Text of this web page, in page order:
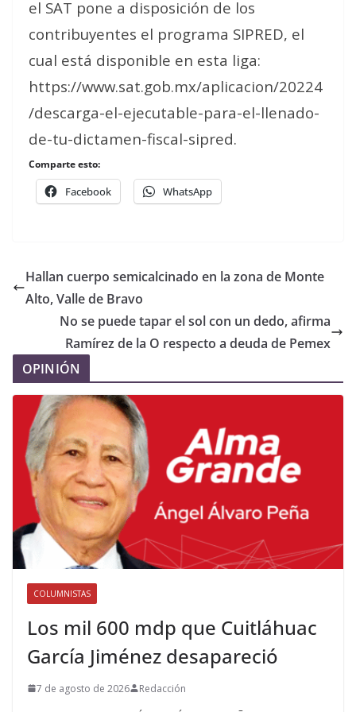
el SAT pone a disposición de los
contribuyentes el programa SIPRED, el
cual está disponible en esta liga:
https://www.sat.gob.mx/aplicacion/20224
/descarga-el-ejecutable-para-el-llenado-
de-tu-dictamen-fiscal-sipred.
Comparte esto:
Facebook WhatsApp
Hallan cuerpo semicalcinado en la zona de Monte
Alto, Valle de Bravo
No se puede tapar el sol con un dedo, afirma
Ramírez de la O respecto a deuda de Pemex
OPINIÓN
COLUMNISTAS
Los mil 600 mdp que Cuitláhuac
García Jiménez desapareció
7 de agosto de 2026 Redacción